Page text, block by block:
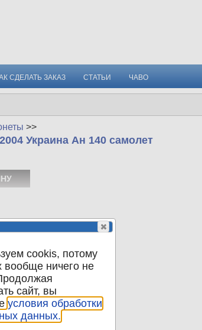
СДЕЛАТЬ ЗАКАЗ СТАТЬИ ЧАВО
>>
Украина Ан 140 самолет
Украина Ан 140
cookis, потому
вообще ничего не
сайт, вы
условия обработки
данных.